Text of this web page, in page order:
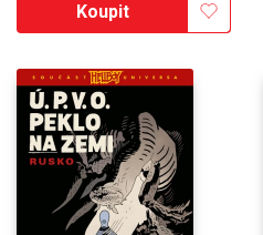
Koupit